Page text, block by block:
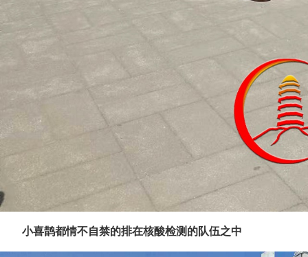
小喜鹊都情不自禁的排在核酸检测的队伍之中